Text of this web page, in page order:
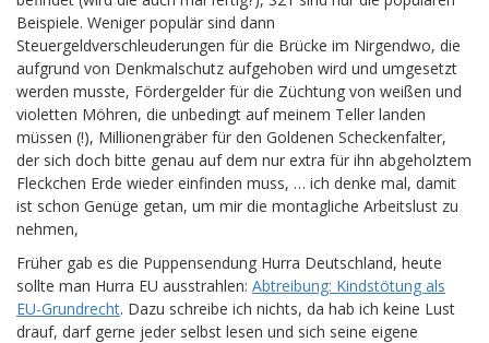
Beispiele. Weniger populär sind dann
Steuergeldverschleuderungen für die Brücke im Nirgendwo, die
aufgrund von Denkmalschutz aufgehoben wird und umgesetzt
werden musste, Fördergelder für die Züchtung von weißen und
violetten Möhren, die unbedingt auf meinem Teller landen
müssen (!), Millionengräber für den Goldenen Scheckenfalter,
der sich doch bitte genau auf dem nur extra für ihn abgeholztem
Fleckchen Erde wieder einfinden muss, … ich denke mal, damit
ist schon Genüge getan, um mir die montagliche Arbeitslust zu
nehmen,
Früher gab es die Puppensendung Hurra Deutschland, heute
sollte man Hurra EU ausstrahlen: Abtreibung: Kindstötung als
EU-Grundrecht. Dazu schreibe ich nichts, da hab ich keine Lust
drauf, darf gerne jeder selbst lesen und sich seine eigene